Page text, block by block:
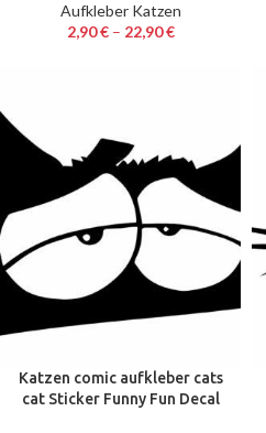
Aufkleber Katzen
2,90€– 22,90€
Katzen comic aufkleber cats
cat Sticker Funny Fun Decal